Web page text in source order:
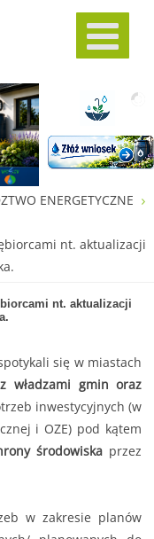
ENERGETYCZNE
nt. aktualizacji
nt. aktualizacji
się w miastach
z władzami gmin oraz
inwestycyjnych (w
i OZE) pod kątem
środowiska przez
w zakresie planów